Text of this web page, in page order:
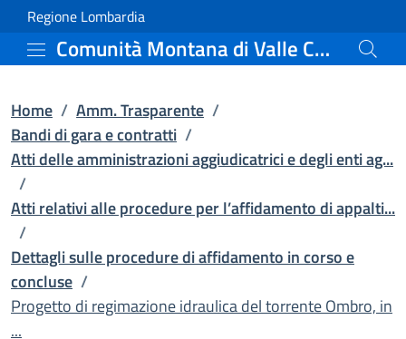
Vai al contenuto principale
Progetto di
Regione Lombardia
Comunità Montana di Valle Camonica
Home / Amm. Trasparente /
Bandi di gara e contratti /
Atti delle amministrazioni aggiudicatrici e degli enti ag...
/
Atti relativi alle procedure per l’affidamento di appalti...
/
Dettagli sulle procedure di affidamento in corso e
concluse /
Progetto di regimazione idraulica del torrente Ombro, in
...